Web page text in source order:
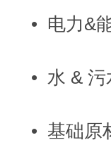
• 电力&
• 水 & 污
• 基础原